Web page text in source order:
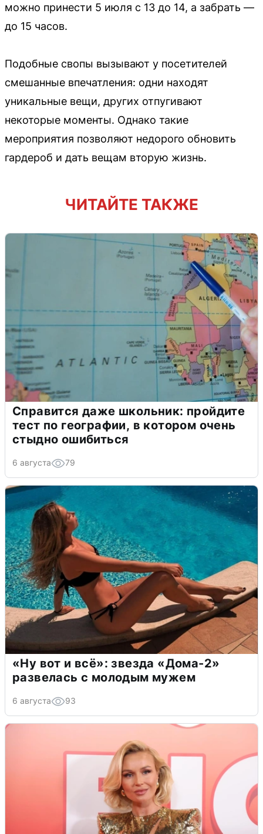
можно принести 5 июля с 13 до 14, а забрать —
до 15 часов.
Подобные свопы вызывают у посетителей
смешанные впечатления: одни находят
уникальные вещи, других отпугивают
некоторые моменты. Однако такие
мероприятия позволяют недорого обновить
гардероб и дать вещам вторую жизнь.
ЧИТАЙТЕ ТАКЖЕ
Справится даже школьник: пройдите
тест по географии, в котором очень
стыдно ошибиться
6 августа 79
«Ну вот и всё»: звезда «Дома-2»
развелась с молодым мужем
6 августа 93